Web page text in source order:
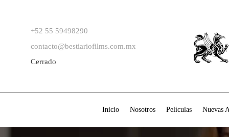
+52 55 59498290
contacto@bestiariofilms.com.mx
Cerrado
Inicio Nosotros Películas Nuevas